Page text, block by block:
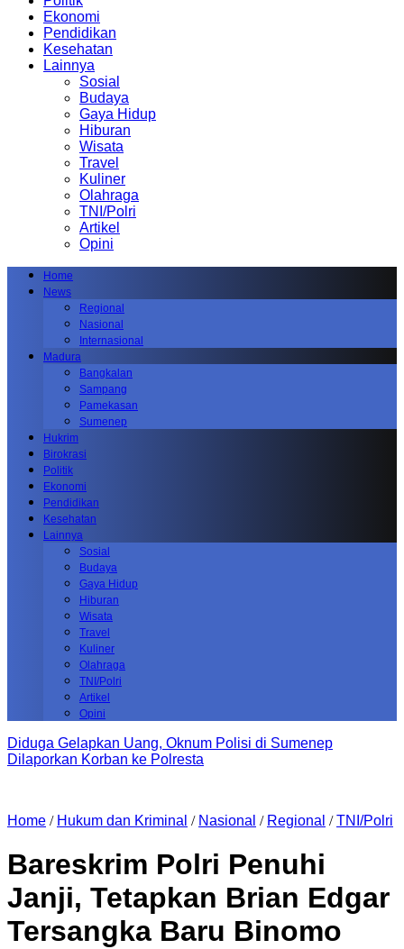
Ekonomi
Pendidikan
Kesehatan
Lainnya
Sosial
Budaya
Gaya Hidup
Hiburan
Wisata
Travel
Kuliner
Olahraga
TNI/Polri
Artikel
Opini
Home
News
Regional
Nasional
Internasional
Madura
Bangkalan
Sampang
Pamekasan
Sumenep
Hukrim
Birokrasi
Politik
Ekonomi
Pendidikan
Kesehatan
Lainnya
Sosial
Budaya
Gaya Hidup
Hiburan
Wisata
Travel
Kuliner
Olahraga
TNI/Polri
Artikel
Opini
Diduga Gelapkan Uang, Oknum Polisi di Sumenep
Dilaporkan Korban ke Polresta
Home / Hukum dan Kriminal / Nasional / Regional /TNI/Polri
Bareskrim Polri Penuhi
Janji, Tetapkan Brian Edgar
Tersangka Baru Binomo